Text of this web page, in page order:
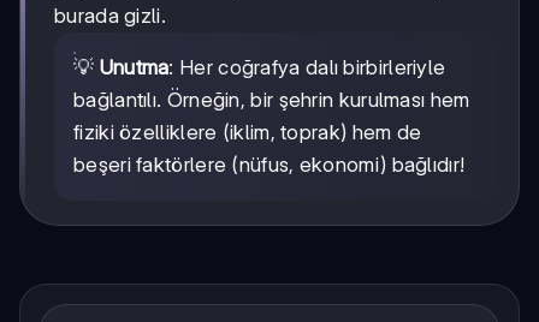
burada gizli.
💡 Unutma: Her coğrafya dalı birbirleriyle
bağlantılı. Örneğin, bir şehrin kurulması hem
fiziki özelliklere (iklim, toprak) hem de
beşeri faktörlere (nüfus, ekonomi) bağlıdır!